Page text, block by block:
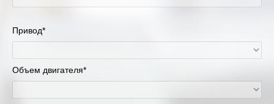
Привод*
Объем двигателя*